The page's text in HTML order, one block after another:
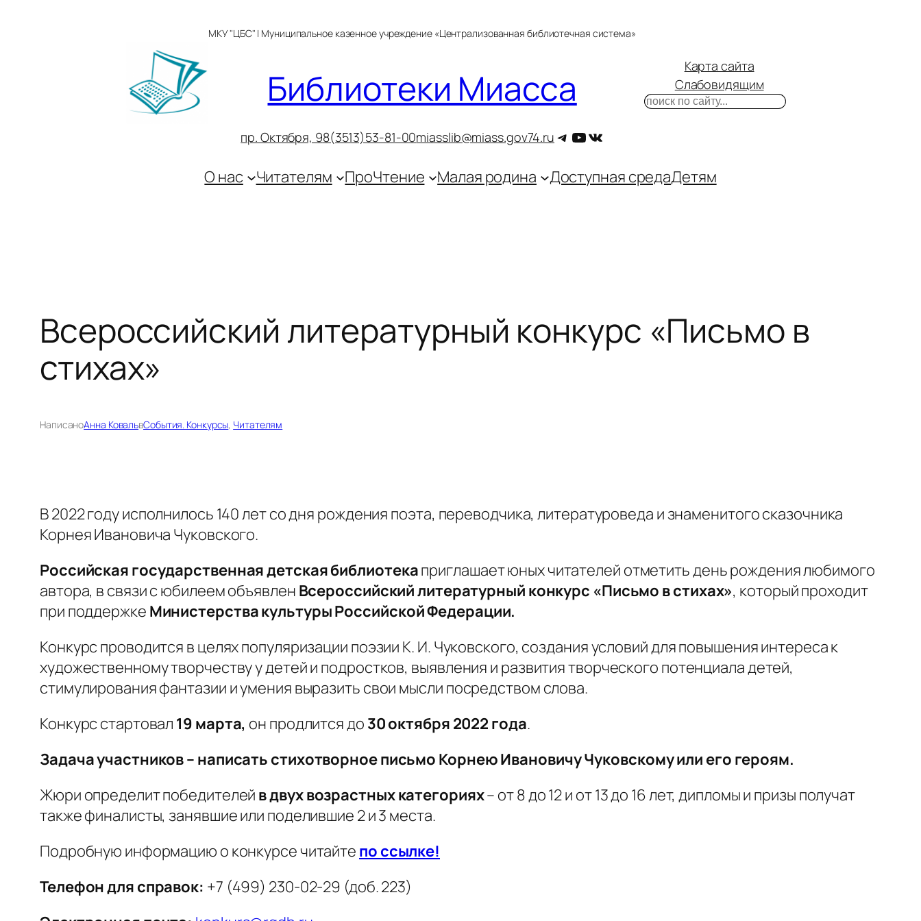
МКУ "ЦБС" | Муниципальное казенное учреждение «Централизованная библиотечная система»
Библиотеки Миасса
пр. Октября, 98(3513)53-81-00miasslib@miass.gov74.ru Telegram
YouTube
ВКонтакте
Карта сайта
Слабовидящим
Поиск
О нас Читателям ПроЧтение Малая родина Доступная средаДетям
Всероссийский литературный конкурс «Письмо в
стихах»
НаписаноАнна КовальвСобытия. Конкурсы, Читателям
В 2022 году исполнилось 140 лет со дня рождения поэта, переводчика, литературоведа и знаменитого сказочника
Корнея Ивановича Чуковского.
Российская государственная детская библиотекаприглашает юных читателей отметить день рождения любимого
автора, в связи с юбилеем объявлен Всероссийский литературный конкурс «Письмо в стихах», который проходит
при поддержке Министерства культуры Российской Федерации.
Конкурс проводится в целях популяризации поэзии К. И. Чуковского, создания условий для повышения интереса к
художественному творчеству у детей и подростков, выявления и развития творческого потенциала детей,
стимулирования фантазии и умения выразить свои мысли посредством слова.
Конкурс стартовал 19 марта, он продлится до 30 октября 2022 года.
Задача участников – написать стихотворное письмо Корнею Ивановичу Чуковскому или его героям.
Жюри определит победителей в двух возрастных категориях– от 8 до 12 и от 13 до 16 лет, дипломы и призы получат
также финалисты, занявшие или поделившие 2 и 3 места.
Подробную информацию о конкурсе читайте по ссылке!
Телефон для справок: +7 (499) 230-02-29 (доб. 223)